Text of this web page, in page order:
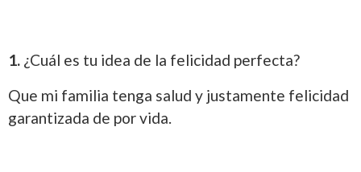
1. ¿Cuál es tu idea de la felicidad perfecta?
Que mi familia tenga salud y justamente felicidad
garantizada de por vida.